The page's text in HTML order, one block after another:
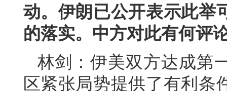
动。伊朗已公开表示此举
的落实。中方对此有何评
林剑：伊美双方达成第
区紧张局势提供了有利条